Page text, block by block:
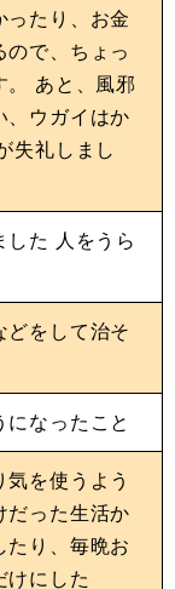
たり、お金
で、ちょっ
。 あと、風邪
、ウガイはか
失礼しまし
た 人をうら
をして治そ
なったこと
を使うよう
だった生活か
たり、毎晩お
けにした